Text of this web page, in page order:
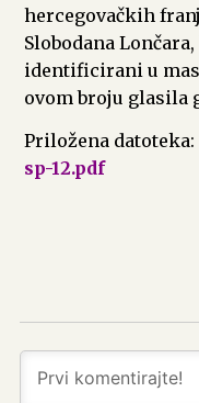
hercegovačkih
Slobodana
identificirani u
ovom broju
Priložena datoteka:
sp-12.pdf